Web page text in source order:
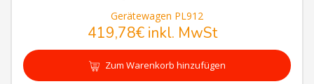
Gerätewagen PL912
419,78€inkl. MwSt
Zum Warenkorb hinzufügen